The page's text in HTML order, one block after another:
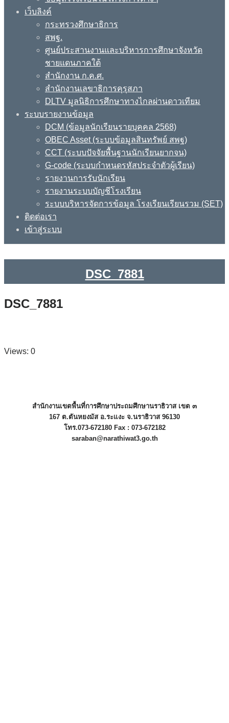
เว็บลิงค์
กระทรวงศึกษาธิการ
สพฐ.
ศูนย์ประสานงานและบริหารการศึกษาจังหวัด
ชายแดนภาคใต้
สำนักงาน ก.ค.ศ.
สำนักงานเลขาธิการคุรุสภา
DLTV มูลนิธิการศึกษาทางไกลผ่านดาวเทียม
ระบบรายงานข้อมูล
DCM (ข้อมูลนักเรียนรายบุคคล 2568)
OBEC Asset (ระบบข้อมูลสินทรัพย์ สพฐ)
CCT (ระบบปัจจัยพื้นฐานนักเรียนยากจน)
G-code (ระบบกำหนดรหัสประจำตัวผู้เรียน)
รายงานการรับนักเรียน
รายงานระบบบัญชีโรงเรียน
ระบบบริหารจัดการข้อมูล โรงเรียนเรียนรวม (SET)
ติดต่อเรา
เข้าสู่ระบบ
DSC_7881
DSC_7881
Views: 0
สำนักงานเขตพื้นที่การศึกษาประถมศึกษานราธิวาส เขต ๓
167 ต.ตันหยงมัส อ.ระแงะ จ.นราธิวาส 96130
โทร.073-672180 Fax : 073-672182
saraban@narathiwat3.go.th